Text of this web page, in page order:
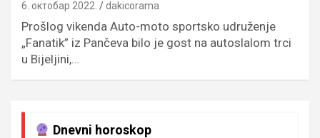
6. октобар 2022. dakicorama
Prošlog vikenda Auto-moto sportsko udruženje
„Fanatik” iz Pančeva bilo je gost na autoslalom trci
u Bijeljini,…
Dnevni horoskop